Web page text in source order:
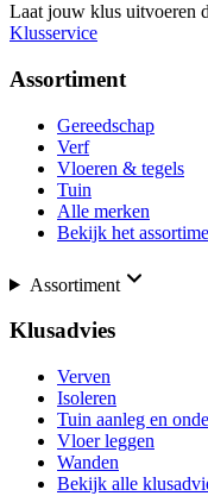
Laat jouw klus uitvoeren
Klusservice
Assortiment
Gereedschap
Verf
Vloeren & tegels
Tuin
Alle merken
Bekijk het
Assortiment
Klusadvies
Verven
Isoleren
Tuin aanleg en
Vloer leggen
Wanden
Bekijk alle